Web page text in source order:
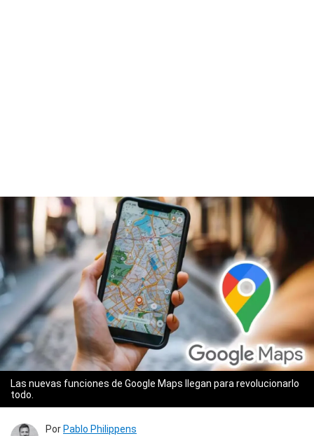
Las nuevas funciones de Google Maps llegan para revolucionarlo
todo.
Por Pablo Philippens